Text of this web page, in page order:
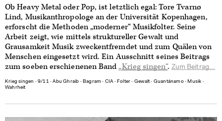
Ob Heavy Metal oder Pop, ist letztlich egal: Tore Tvarnø
Lind, Musikanthropologe an der Universität Kopenhagen,
erforscht die Methoden „moderner“ Musikfolter. Seine
Arbeit zeigt, wie mittels struktureller Gewalt und
Grausamkeit Musik zweckentfremdet und zum Quälen von
Menschen eingesetzt wird. Ein Ausschnitt seines Beitrags
zum soeben erschienenen Band„Krieg singen“. Zum Beitrag...
Krieg singen ∙9/11∙Abu Ghraib ∙Bagram ∙ CIA∙Folter ∙ Gewalt ∙ Guantánamo∙Musik ∙
Wahrheit